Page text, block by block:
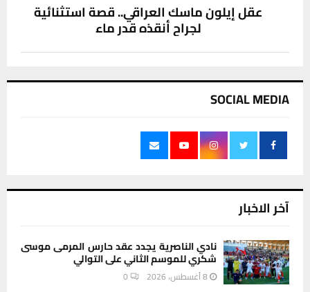
عقل إيلون ماسك العراقي.. قصة استثنائية
لجراح أنقذه قدر ماء
SOCIAL MEDIA
آخر الاخبار
نادي الناصرية يجدد عقد حارس المرمى موسى
شكري للموسم الثاني على التوالي
8 أغسطس، 2026 0